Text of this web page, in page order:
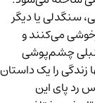
سنگدلی یا دیگر
می‌کنند و
چشم‌پوشی
زندگی را یک داستان
رد پای این